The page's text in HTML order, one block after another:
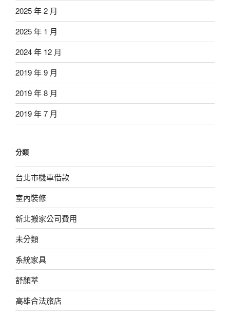
2025 年 2 月
2025 年 1 月
2024 年 12 月
2019 年 9 月
2019 年 8 月
2019 年 7 月
分類
台北市機車借款
室內裝修
新北搬家公司費用
未分類
系統家具
舒顏萃
高雄合法旅店